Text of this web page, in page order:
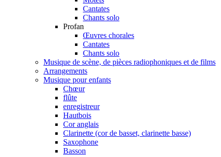
Cantates
Chants solo
Profan
Œuvres chorales
Cantates
Chants solo
Musique de scène, de pièces radiophoniques et de films
Arrangements
Musique pour enfants
Chœur
flûte
enregistreur
Hautbois
Cor anglais
Clarinette (cor de basset, clarinette basse)
Saxophone
Basson